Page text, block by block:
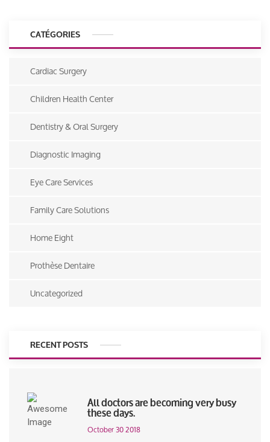
CATÉGORIES
Cardiac Surgery
Children Health Center
Dentistry & Oral Surgery
Diagnostic Imaging
Eye Care Services
Family Care Solutions
Home Eight
Prothèse Dentaire
Uncategorized
RECENT POSTS
All doctors are becoming very busy
these days.
October 30 2018